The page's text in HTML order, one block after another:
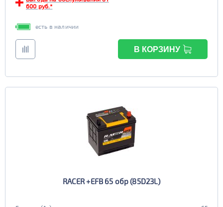
600 руб.*
есть в наличии
В КОРЗИНУ
RACER +EFB 65 обр (85D23L)